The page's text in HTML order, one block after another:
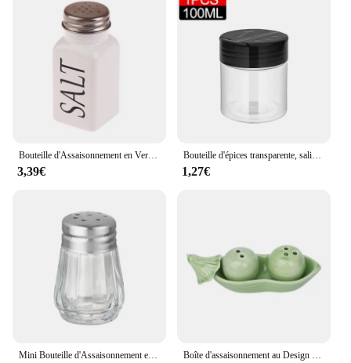
Bouteille d'Assaisonnement en Verre Noir et Blanc, Sel Belle Shaker, Bouteille de Condiment de Cuisine, Bouteille de Rangement, Outils d'Assaisonnement, Gadgets de Cuisine
3,39€
Bouteille d'épices transparente, salière et poivrière, pots d'assaisonnement en plastique pour Barbecue, boîte à condiments, boîte de stockage de poudre de cuisine domestique, 10/1 pièces
1,27€
Mini Bouteille d'Assaisonnement en Verre Transparent, 10/15ml, Pots à Épices pour Barbecue Belle, Salière, Récipient de Stockage des citrouille avec Couvercle Boîte d'assaisonnement au Design Unique, deux pois dans un Pod, salière et poivrière en céramique, ensemble de cadeaux de fête de mariage